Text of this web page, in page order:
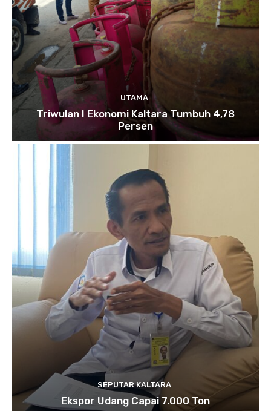
UTAMA
Triwulan I Ekonomi Kaltara Tumbuh 4,78
Persen
SEPUTAR KALTARA
Ekspor Udang Capai 7.000 Ton